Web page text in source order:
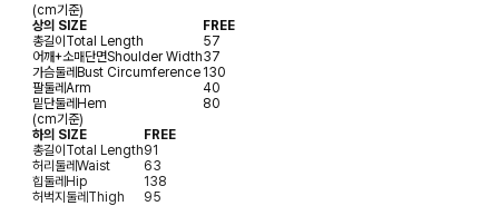
(cm기준)
상의 SIZE
FREE
총길이Total Length
57
어깨+소매단면Shoulder Width37
가슴둘레Bust Circumference 130
팔둘레Arm
40
밑단둘레Hem
80
(cm기준)
하의 SIZE
FREE
총길이Total Length91
허리둘레Waist
63
힙둘레Hip
138
허벅지둘레Thigh
95